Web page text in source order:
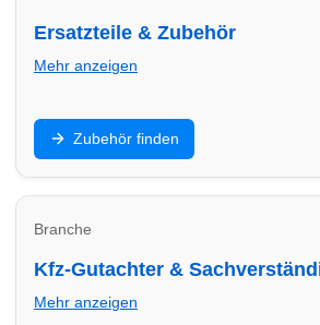
Ersatzteile & Zubehör
Mehr anzeigen
Teile, Batterien, Öl, Zubehör und
Anbieter in Hilden für schnelle
passende Beratung.
Zubehör finden
Branche
Kfz-Gutachter &
Mehr anzeigen